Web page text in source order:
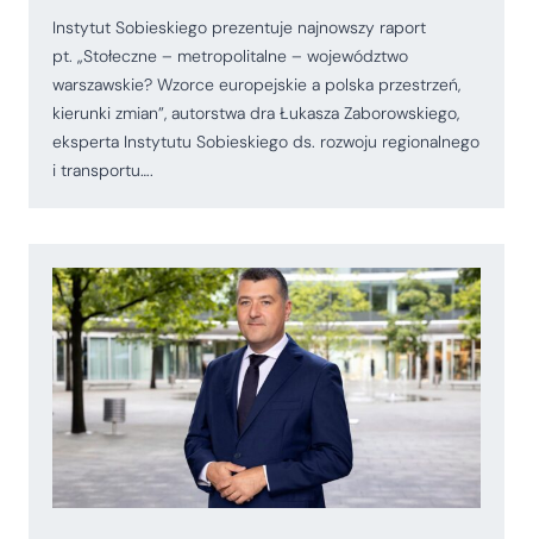
Instytut Sobieskiego prezentuje najnowszy raport
pt. „Stołeczne – metropolitalne – województwo
warszawskie? Wzorce europejskie a polska przestrzeń,
kierunki zmian”, autorstwa dra Łukasza Zaborowskiego,
eksperta Instytutu Sobieskiego ds. rozwoju regionalnego
i transportu….